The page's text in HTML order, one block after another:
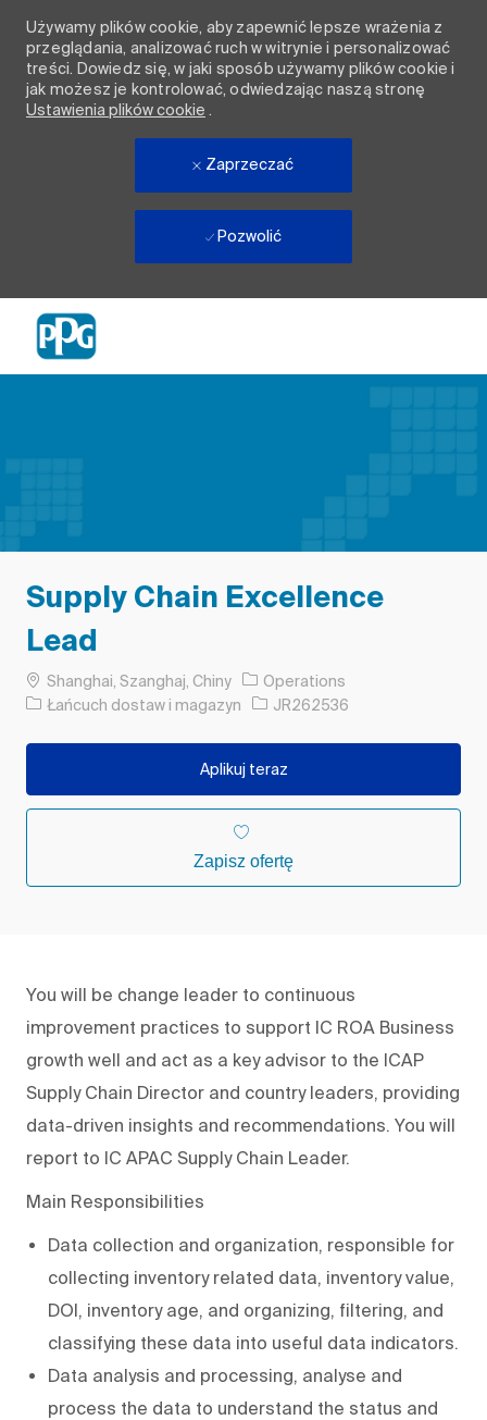
Używamy plików cookie, aby zapewnić lepsze wrażenia z
przeglądania, analizować ruch w witrynie i personalizować
treści. Dowiedz się, w jaki sposób używamy plików cookie i
jak możesz je kontrolować, odwiedzając naszą stronę
Ustawienia plików cookie .
Zaprzeczać
Pozwolić
Supply Chain Excellence
Lead
Lokalizacja
Shanghai, Szanghaj, Chiny
Operations
Kategoria
Łańcuch dostaw i magazyn Identyfikator zadania
JR262536
Aplikuj teraz
Zapisz ofertę
You will be change leader to continuous
improvement practices to support IC ROA Business
growth well and act as a key advisor to the ICAP
Supply Chain Director and country leaders, providing
data-driven insights and recommendations. You will
report to IC APAC Supply Chain Leader.
Main Responsibilities
Data collection and organization, responsible for
collecting inventory related data, inventory value,
DOI, inventory age, and organizing, filtering, and
classifying these data into useful data indicators.
Data analysis and processing, analyse and
process the data to understand the status and